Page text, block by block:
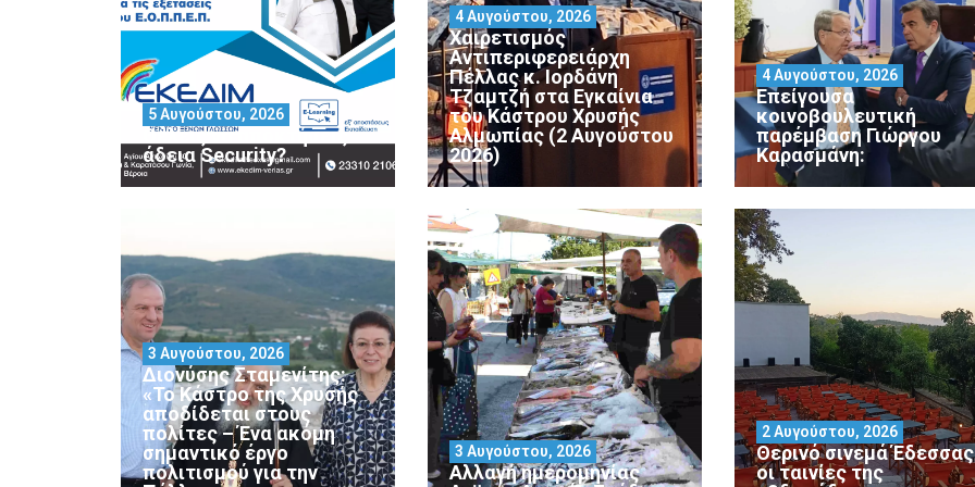
Θέλεις να αποκτήσεις
άδεια Security?
5 Αυγούστου, 2026
Χαιρετισμός
Αντιπεριφερειάρχη
Πέλλας κ. Ιορδάνη
Τζαμτζή στα Εγκαίνια
του Κάστρου Χρυσής
Αλμωπίας (2 Αυγούστου
2026)
4 Αυγούστου, 2026
Επείγουσα
κοινοβουλευτική
παρέμβαση Γιώργου
Καρασμάνη:
4 Αυγούστου, 2026
Διονύσης Σταμενίτης:
«Το Κάστρο της Χρυσής
αποδίδεται στους
πολίτες – Ένα ακόμη
σημαντικό έργο
πολιτισμού για την
3 Αυγούστου, 2026
Αλλαγή ημερομηνίας
3 Αυγούστου, 2026
Θερινό σινεμά
οι ταινίες της
2 Αυγούστου, 2026